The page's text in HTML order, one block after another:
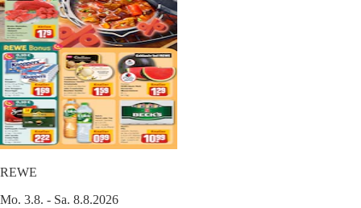
REWE
Mo. 3.8. - Sa. 8.8.2026